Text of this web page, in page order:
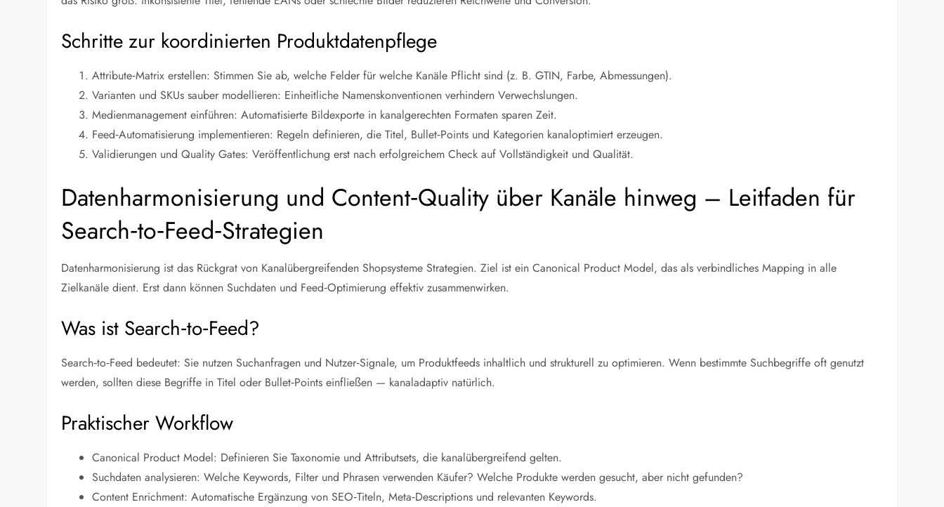
Schritte zur koordinierten Produktdatenpflege
Attribute‑Matrix erstellen: Stimmen Sie ab, welche Felder für welche Kanäle Pflicht sind (z. B. GTIN, Farbe, Abmessungen).
Varianten und SKUs sauber modellieren: Einheitliche Namenskonventionen verhindern Verwechslungen.
Medienmanagement einführen: Automatisierte Bildexporte in kanalgerechten Formaten sparen Zeit.
Feed‑Automatisierung implementieren: Regeln definieren, die Titel, Bullet‑Points und Kategorien kanaloptimiert erzeugen.
Validierungen und Quality Gates: Veröffentlichung erst nach erfolgreichem Check auf Vollständigkeit und Qualität.
Datenharmonisierung und Content‑Quality über Kanäle hinweg – Leitfaden für
Search‑to‑Feed‑Strategien
Datenharmonisierung ist das Rückgrat von Kanalübergreifenden Shopsysteme Strategien. Ziel ist ein Canonical Product Model, das als verbindliches Mapping in alle
Zielkanäle dient. Erst dann können Suchdaten und Feed‑Optimierung effektiv zusammenwirken.
Was ist Search‑to‑Feed?
Search‑to‑Feed bedeutet: Sie nutzen Suchanfragen und Nutzer‑Signale, um Produktfeeds inhaltlich und strukturell zu optimieren. Wenn bestimmte Suchbegriffe oft genutzt
werden, sollten diese Begriffe in Titel oder Bullet‑Points einfließen — kanaladaptiv natürlich.
Praktischer Workflow
Canonical Product Model: Definieren Sie Taxonomie und Attributsets, die kanalübergreifend gelten.
Suchdaten analysieren: Welche Keywords, Filter und Phrasen verwenden Käufer? Welche Produkte werden gesucht, aber nicht gefunden?
Content Enrichment: Automatische Ergänzung von SEO‑Titeln, Meta‑Descriptions und relevanten Keywords.